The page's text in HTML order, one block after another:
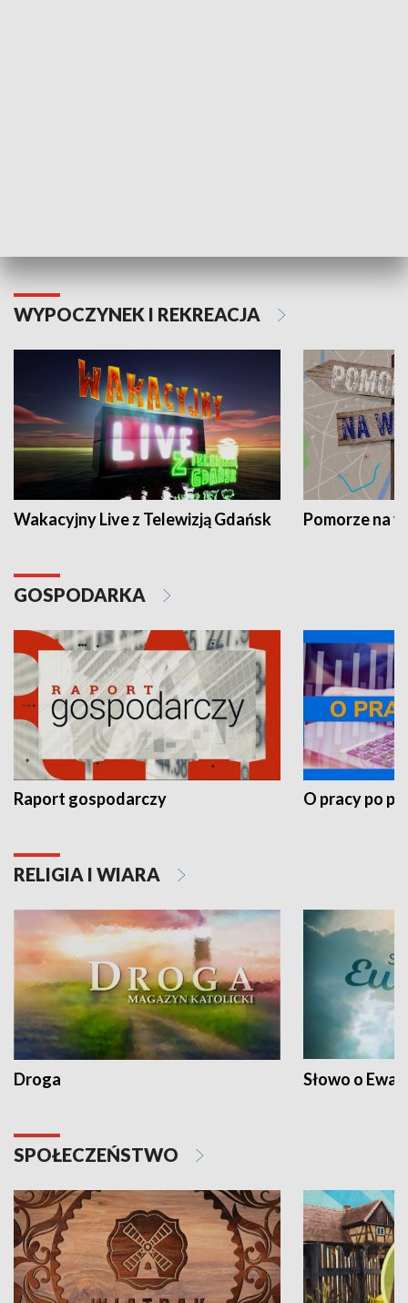
WYPOCZYNEK I REKREACJA
Wakacyjny Live z Telewizją Gdańsk Pomorze na
GOSPODARKA
Raport gospodarczy O pracy po
RELIGIA I WIARA
Droga Słowo o
SPOŁECZEŃSTWO